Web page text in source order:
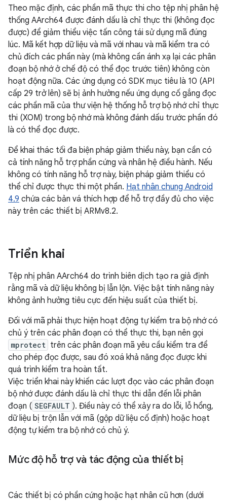
Theo mặc định, các phần mã thực thi cho tệp nhị phân hệ
thống AArch64 được đánh dấu là chỉ thực thi (không đọc
được) để giảm thiểu việc tấn công tái sử dụng mã đúng
lúc. Mã kết hợp dữ liệu và mã với nhau và mã kiểm tra có
chủ đích các phần này (mà không cần ánh xạ lại các phân
đoạn bộ nhớ ở chế độ có thể đọc trước tiên) không còn
hoạt động nữa. Các ứng dụng có SDK mục tiêu là 10 (API
cấp 29 trở lên) sẽ bị ảnh hưởng nếu ứng dụng cố gắng đọc
các phần mã của thư viện hệ thống hỗ trợ bộ nhớ chỉ thực
thi (XOM) trong bộ nhớ mà không đánh dấu trước phần đó
là có thể đọc được.
Để khai thác tối đa biện pháp giảm thiểu này, bạn cần có
cả tính năng hỗ trợ phần cứng và nhân hệ điều hành. Nếu
không có tính năng hỗ trợ này, biện pháp giảm thiểu có
thể chỉ được thực thi một phần. Hạt nhân chung Android
4.9 chứa các bản vá thích hợp để hỗ trợ đầy đủ cho việc
này trên các thiết bị ARMv8.2.
Triển khai
Tệp nhị phân AArch64 do trình biên dịch tạo ra giả định
rằng mã và dữ liệu không bị lẫn lộn. Việc bật tính năng này
không ảnh hưởng tiêu cực đến hiệu suất của thiết bị.
Đối với mã phải thực hiện hoạt động tự kiểm tra bộ nhớ có
chủ ý trên các phân đoạn có thể thực thi, bạn nên gọi
mprotect trên các phân đoạn mã yêu cầu kiểm tra để
cho phép đọc được, sau đó xoá khả năng đọc được khi
quá trình kiểm tra hoàn tất.
Việc triển khai này khiến các lượt đọc vào các phân đoạn
bộ nhớ được đánh dấu là chỉ thực thi dẫn đến lỗi phân
đoạn ( SEGFAULT ). Điều này có thể xảy ra do lỗi, lỗ hổng,
dữ liệu bị trộn lẫn với mã (gộp dữ liệu cố định) hoặc hoạt
động tự kiểm tra bộ nhớ có chủ ý.
Mức độ hỗ trợ và tác động của thiết bị
Các thiết bị có phần cứng hoặc hạt nhân cũ hơn (dưới